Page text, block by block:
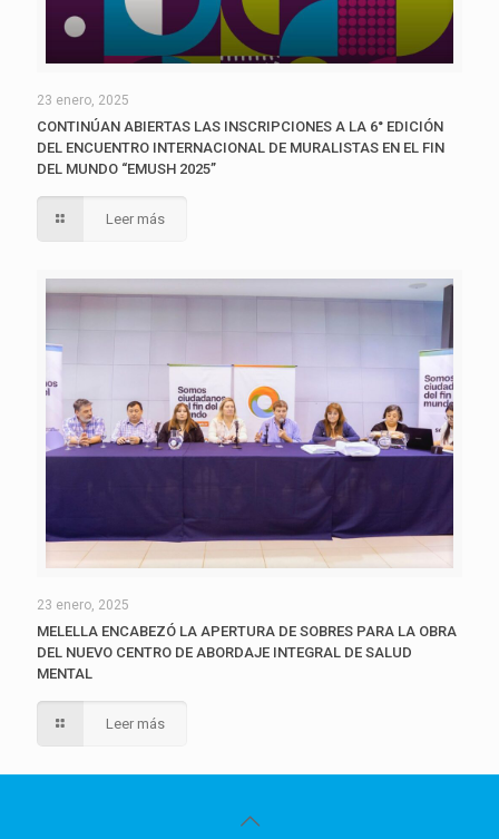
23 enero, 2025
CONTINÚAN ABIERTAS LAS INSCRIPCIONES A LA 6° EDICIÓN
DEL ENCUENTRO INTERNACIONAL DE MURALISTAS EN EL FIN
DEL MUNDO “EMUSH 2025”
Leer más
23 enero, 2025
MELELLA ENCABEZÓ LA APERTURA DE SOBRES PARA LA OBRA
DEL NUEVO CENTRO DE ABORDAJE INTEGRAL DE SALUD
MENTAL
Leer más